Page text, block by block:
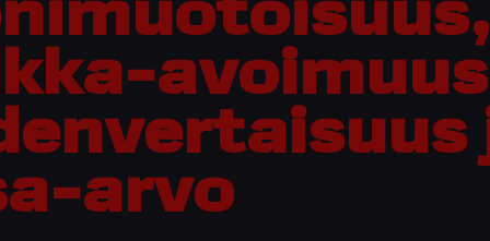
arvo